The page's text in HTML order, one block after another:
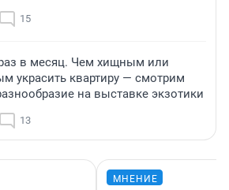
15
в месяц. Чем хищным или
украсить квартиру — смотрим
на выставке экзотики
13
МНЕНИЕ